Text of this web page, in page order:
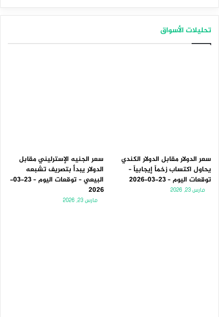
تحليلات الأسواق
سعر الدولار مقابل الدولار الكندي
يحاول اكتساب زخماً إيجابياً –
توقعات اليوم – 23-03-2026
مارس 23, 2026
سعر الجنيه الإسترليني مقابل
الدولار يبدأ بتصريف تشبعه
البيعي – توقعات اليوم – 23-03-
2026
مارس 23, 2026